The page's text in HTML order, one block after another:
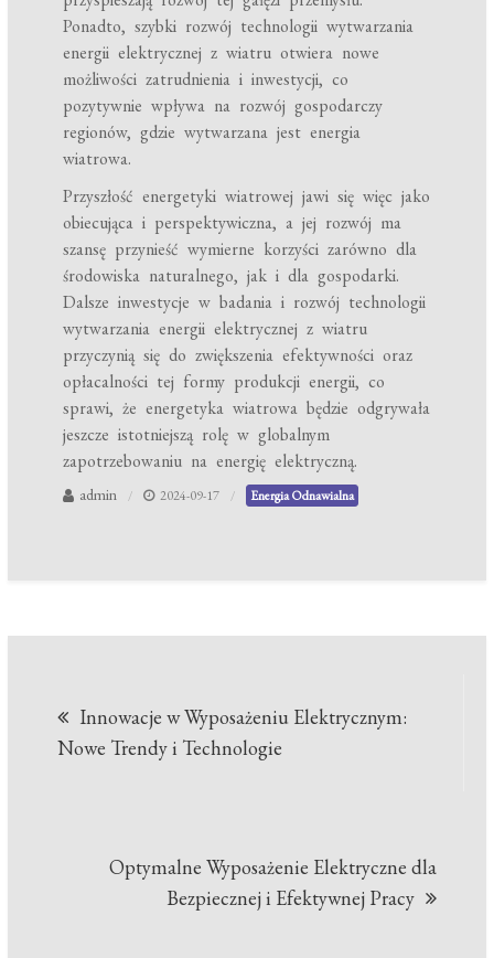
Ponadto, szybki rozwój technologii wytwarzania
energii elektrycznej z wiatru otwiera nowe
możliwości zatrudnienia i inwestycji, co
pozytywnie wpływa na rozwój gospodarczy
regionów, gdzie wytwarzana jest energia
wiatrowa.
Przyszłość energetyki wiatrowej jawi się więc jako
obiecująca i perspektywiczna, a jej rozwój ma
szansę przynieść wymierne korzyści zarówno dla
środowiska naturalnego, jak i dla gospodarki.
Dalsze inwestycje w badania i rozwój technologii
wytwarzania energii elektrycznej z wiatru
przyczynią się do zwiększenia efektywności oraz
opłacalności tej formy produkcji energii, co
sprawi, że energetyka wiatrowa będzie odgrywała
jeszcze istotniejszą rolę w globalnym
zapotrzebowaniu na energię elektryczną.
admin 2024-09-17 Energia Odnawialna
wpisu
Innowacje w Wyposażeniu Elektrycznym:
Nowe Trendy i Technologie
Optymalne Wyposażenie Elektryczne dla
Bezpiecznej i Efektywnej Pracy